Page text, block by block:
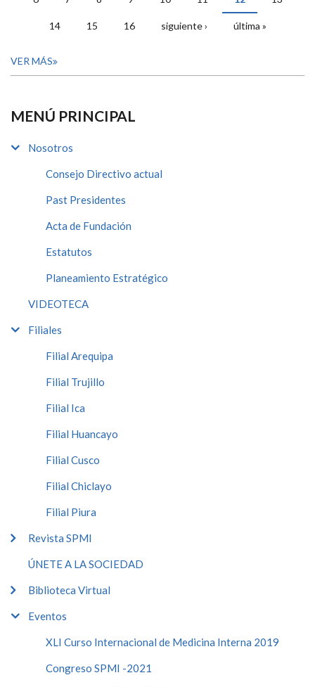
14 15 16 siguiente › última »
VER MÁS
MENÚ PRINCIPAL
Nosotros
Consejo Directivo actual
Past Presidentes
Acta de Fundación
Estatutos
Planeamiento Estratégico
VIDEOTECA
Filiales
Filial Arequipa
Filial Trujillo
Filial Ica
Filial Huancayo
Filial Cusco
Filial Chiclayo
Filial Piura
Revista SPMI
ÚNETE A LA SOCIEDAD
Biblioteca Virtual
Eventos
XLI Curso Internacional de Medicina Interna 2019
Congreso SPMI -2021